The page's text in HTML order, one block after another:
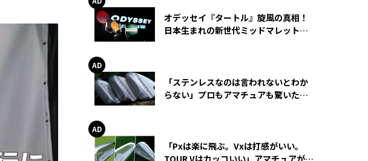
オデッセイ『タートル』旋風の真相！
日本生まれの新世代ミッドマレットが
「ステンレスなのは言われないとわか
らない」プロもアマチュアも驚いた
「Pxは楽に飛ぶ。Vxは打感がいい。
TOUR Vはカッコいい」アマチュアが選